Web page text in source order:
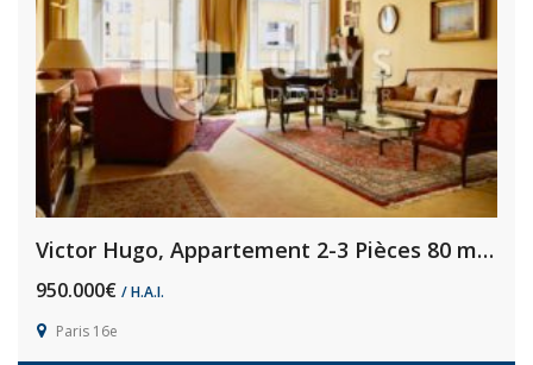
Victor Hugo, Appartement 2-3 Pièces 80 m², à Rénover
950.000€ / H.A.I.
Paris 16e